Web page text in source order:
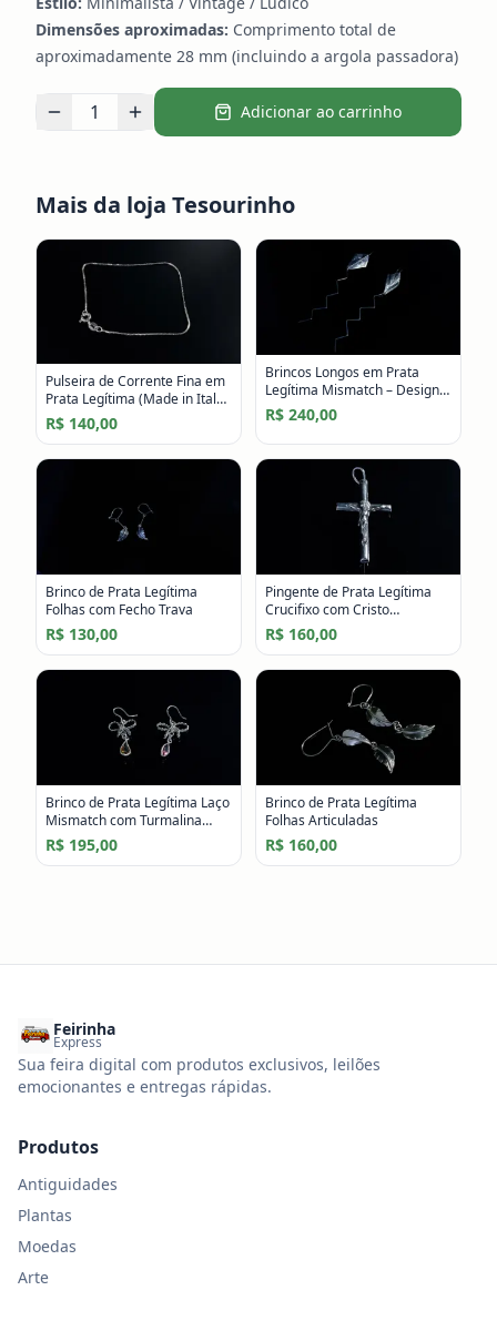
Dimensões aproximadas: Comprimento total de
aproximadamente 28 mm (incluindo a argola passadora)
1 Adicionar ao carrinho
Mais da loja Tesourinho
Pulseira de Corrente Fina em
Prata Legítima (Made in Italy)
– Minimalista e Elegante
R$ 140,00
Brincos Longos em Prata
Legítima Mismatch – Design
Geométrico e Autoral
R$ 240,00
Brinco de Prata Legítima
Folhas com Fecho Trava
R$ 130,00
Pingente de Prata Legítima
Crucifixo com Cristo
Crucificado
R$ 160,00
Brinco de Prata Legítima Laço
Mismatch com Turmalina
Rosa e Citrino
R$ 195,00
Brinco de Prata Legítima
Folhas Articuladas
R$ 160,00
Feirinha
Express
Sua feira digital com produtos exclusivos, leilões
emocionantes e entregas rápidas.
Produtos
Antiguidades
Plantas
Moedas
Arte